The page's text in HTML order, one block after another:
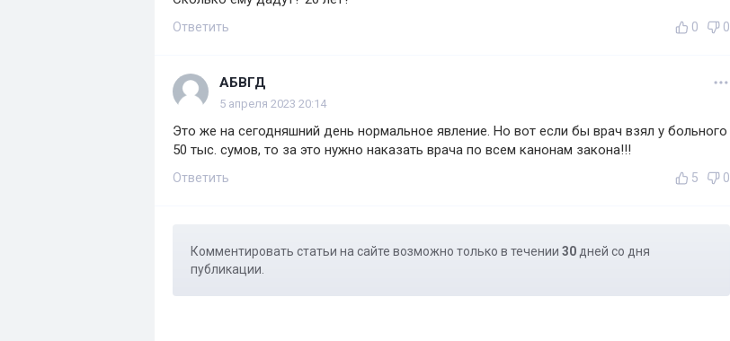
Ответить 0 0
АБВГД
5 апреля 2023 20:14
Это же на сегодняшний день нормальное явление. Но вот если бы врач взял у больного
50 тыс. сумов, то за это нужно наказать врача по всем канонам закона!!!
Ответить 5 0
Комментировать статьи на сайте возможно только в течении 30 дней со дня
публикации.